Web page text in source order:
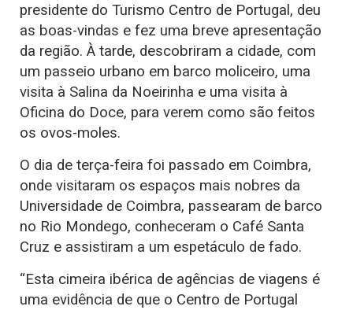
presidente do Turismo Centro de Portugal, deu
as boas-vindas e fez uma breve apresentação
da região. À tarde, descobriram a cidade, com
um passeio urbano em barco moliceiro, uma
visita à Salina da Noeirinha e uma visita à
Oficina do Doce, para verem como são feitos
os ovos-moles.
O dia de terça-feira foi passado em Coimbra,
onde visitaram os espaços mais nobres da
Universidade de Coimbra, passearam de barco
no Rio Mondego, conheceram o Café Santa
Cruz e assistiram a um espetáculo de fado.
“Esta cimeira ibérica de agências de viagens é
uma evidência de que o Centro de Portugal